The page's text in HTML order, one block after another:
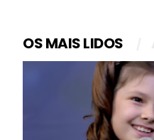
OS MAIS LIDOS